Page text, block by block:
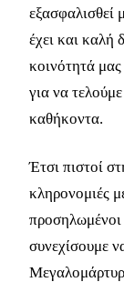
εξασφαλισθεί
έχει και καλή
κοινότητά μας
για να
καθήκοντα.
Έτσι πιστοί
κληρονομιές
συνεχίσουμε